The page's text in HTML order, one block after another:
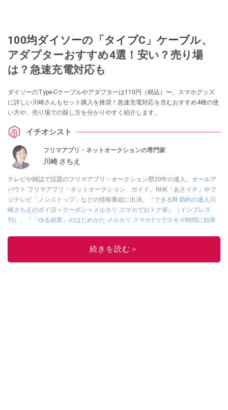
100均ダイソーの「タイプC」ケーブル、
アダプターおすすめ4選！安い？売り場
は？急速充電対応も
ダイソーのType-Cケーブルやアダプターは110円（税込）〜。スマホグッズ
に詳しい川崎さんもセット購入を推奨！急速充電対応を含むおすすめ4種の使
い方や、売り場での探し方を分かりやすく紹介します。
イチオシスト
フリマアプリ・ネットオークションの専門家
川崎 さちえ
テレビや雑誌で話題のフリマアプリ・オークション歴20年の達人。 オールア
バウト フリマアプリ・ネットオークション ガイド。 NHK「あさイチ」 やフ
ジテレビ「ノンストップ」 などの情報番組に出演。
『できるfit 節約の達人川
崎さちえのポイ活＋クーポン＋メルカリ スマホでおトク術』（インプレス
刊） 、
『「ゆる副業」のはじめかた メルカリ スマホ1つでスキマ時間に効率
ぜ日記」
■経歴：2003年、夫が子育てをするために、突然会社を辞める。翌月からの
給料が０円になり、家にいながら、しかも空いた時間でできるオークション
続きを読む＞